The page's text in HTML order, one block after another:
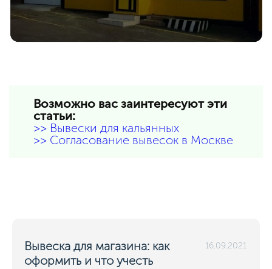
Возможно вас заинтересуют эти
статьи:
>> Вывески для кальянных
>> Согласование вывесок в Москве
Вывеска для магазина: как
оформить и что учесть
16.09.2021